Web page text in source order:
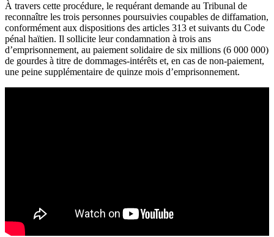
À travers cette procédure, le requérant demande au Tribunal de
reconnaître les trois personnes poursuivies coupables de diffamation,
conformément aux dispositions des articles 313 et suivants du Code
pénal haïtien. Il sollicite leur condamnation à trois ans
d’emprisonnement, au paiement solidaire de six millions (6 000 000)
de gourdes à titre de dommages-intérêts et, en cas de non-paiement,
une peine supplémentaire de quinze mois d’emprisonnement.